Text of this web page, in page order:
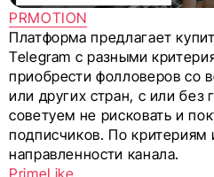
PRMOTION
Платформа предлагает
Telegram с разными
приобрести фолловеров со
или других стран, с или без
советуем не рисковать и
подписчиков. По критериям
направленности канала.
PrimeLike